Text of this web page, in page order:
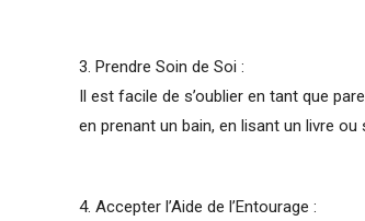
3. Prendre Soin de Soi :
Il est facile de s’oublier en tant que
en prenant un bain, en lisant un livre
4. Accepter l’Aide de l’Entourage :